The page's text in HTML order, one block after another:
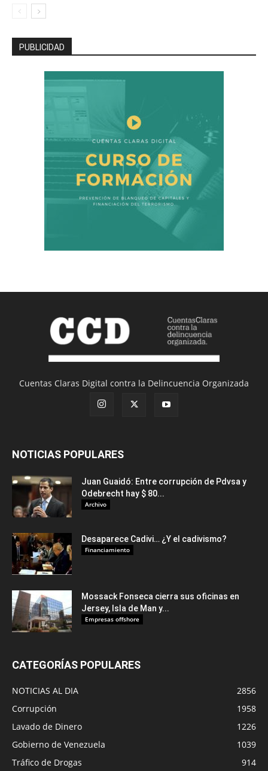
PUBLICIDAD
Cuentas Claras Digital contra la Delincuencia Organizada
NOTICIAS POPULARES
Juan Guaidó: Entre corrupción de Pdvsa y
Odebrecht hay $ 80...
Archivo
Desaparece Cadivi… ¿Y el cadivismo?
Financiamiento
Mossack Fonseca cierra sus oficinas en
Jersey, Isla de Man y...
Empresas offshore
CATEGORÍAS POPULARES
NOTICIAS AL DIA
2856
Corrupción
1958
Lavado de Dinero
1226
Gobierno de Venezuela
1039
Tráfico de Drogas
914